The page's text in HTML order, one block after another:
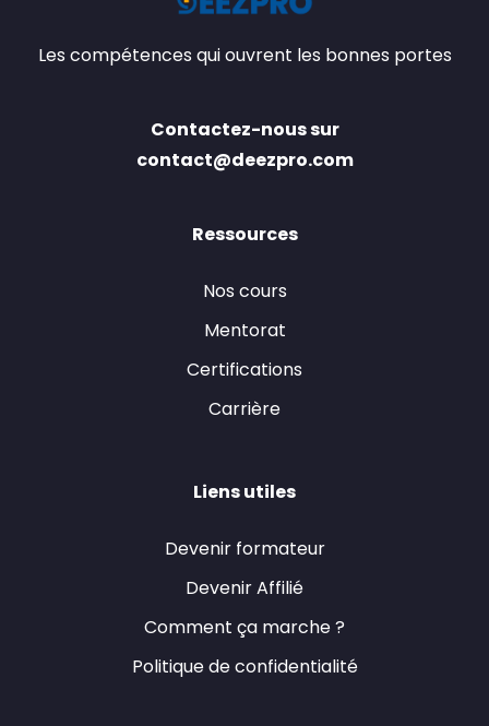
Les compétences qui ouvrent les bonnes portes
Contactez-nous sur
contact@deezpro.com
Ressources
Nos cours
Mentorat
Certifications
Carrière
Liens utiles
Devenir formateur
Devenir Affilié
Comment ça marche ?
Politique de confidentialité